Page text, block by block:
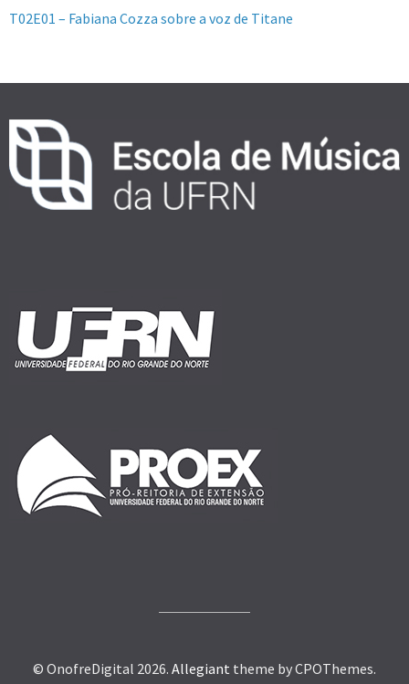
T02E01 – Fabiana Cozza sobre a voz de Titane
© OnofreDigital 2026. Allegiant theme by CPOThemes.